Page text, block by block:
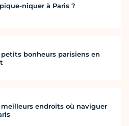
niquer à Paris ?
petits bonheurs parisiens en
meilleurs endroits où naviguer